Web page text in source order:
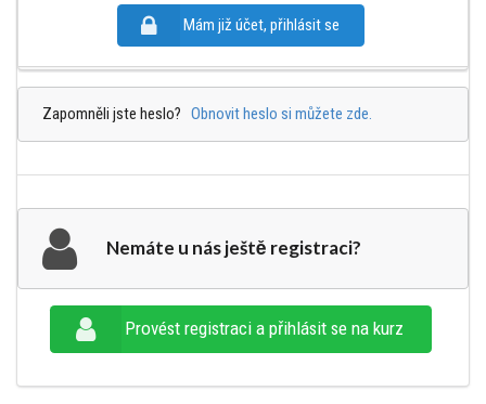
Mám již účet, přihlásit se
Zapomněli jste heslo? Obnovit heslo si můžete zde.
Nemáte u nás ještě registraci?
Provést registraci a přihlásit se na kurz